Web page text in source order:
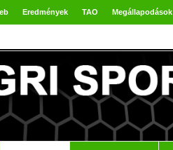
Eredmények TAO Megállapodások